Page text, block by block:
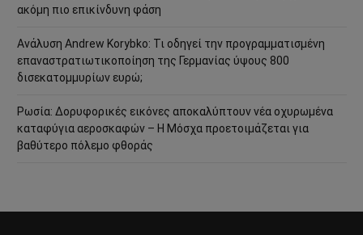
ακόμη πιο επικίνδυνη φάση
Ανάλυση Andrew Korybko: Τι οδηγεί την προγραμματισμένη
επαναστρατιωτικοποίηση της Γερμανίας ύψους 800
δισεκατομμυρίων ευρώ;
Ρωσία: Δορυφορικές εικόνες αποκαλύπτουν νέα οχυρωμένα
καταφύγια αεροσκαφών – Η Μόσχα προετοιμάζεται για
βαθύτερο πόλεμο φθοράς